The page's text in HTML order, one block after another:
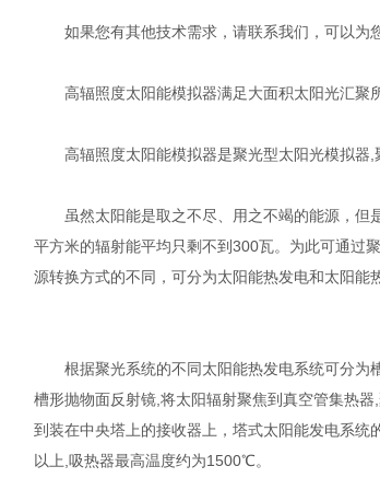
如果您有其他技术需求，请联系我们，可以为您
高辐照度太阳能模拟器满足大面积太阳光汇聚所
高辐照度太阳能模拟器是聚光型太阳光模拟器,
虽然太阳能是取之不尽、用之不竭的能源，但
平方米的辐射能平均只剩不到300瓦。为此可通过
源转换方式的不同，可分为太阳能热发电和太阳能
根据聚光系统的不同太阳能热发电系统可分为
槽形抛物面反射镜,将太阳辐射聚焦到真空管集热
到装在中央塔上的接收器上，塔式太阳能发电系
以上,吸热器最高温度约为1500℃。